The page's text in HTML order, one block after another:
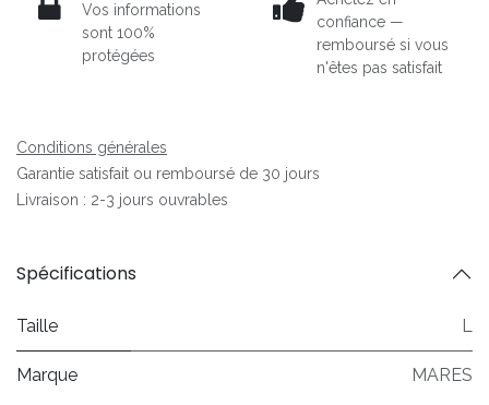
Vos informations
sont 100%
protégées
confiance —
remboursé si vous
n'êtes pas satisfait
Conditions générales
Garantie satisfait ou remboursé de 30 jours
Livraison : 2-3 jours ouvrables
Spécifications
Taille L
Marque MARES